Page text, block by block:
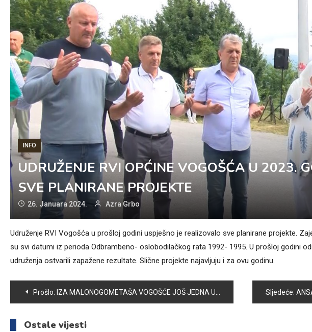
INFO
UDRUŽENJE RVI OPĆINE VOGOŠĆA U 2023.
SVE PLANIRANE PROJEKTE
26. Januara 2024. Azra Grbo
Udruženje RVI Vogošća u prošloj godini uspješno je realizovalo sve planirane projekte.
su svi datumi iz perioda Odbrambeno- oslobodilačkog rata 1992- 1995. U prošloj godini
udruženja ostvarili zapažene rezultate. Slične projekte najavljuju i za ovu godinu.
Navigacija
članaka
Prošlo: IZA MALONOGOMETAŠA VOGOŠĆE JOŠ JEDNA USPJEŠNA GODINA Sljedeće:
Ostale vijesti